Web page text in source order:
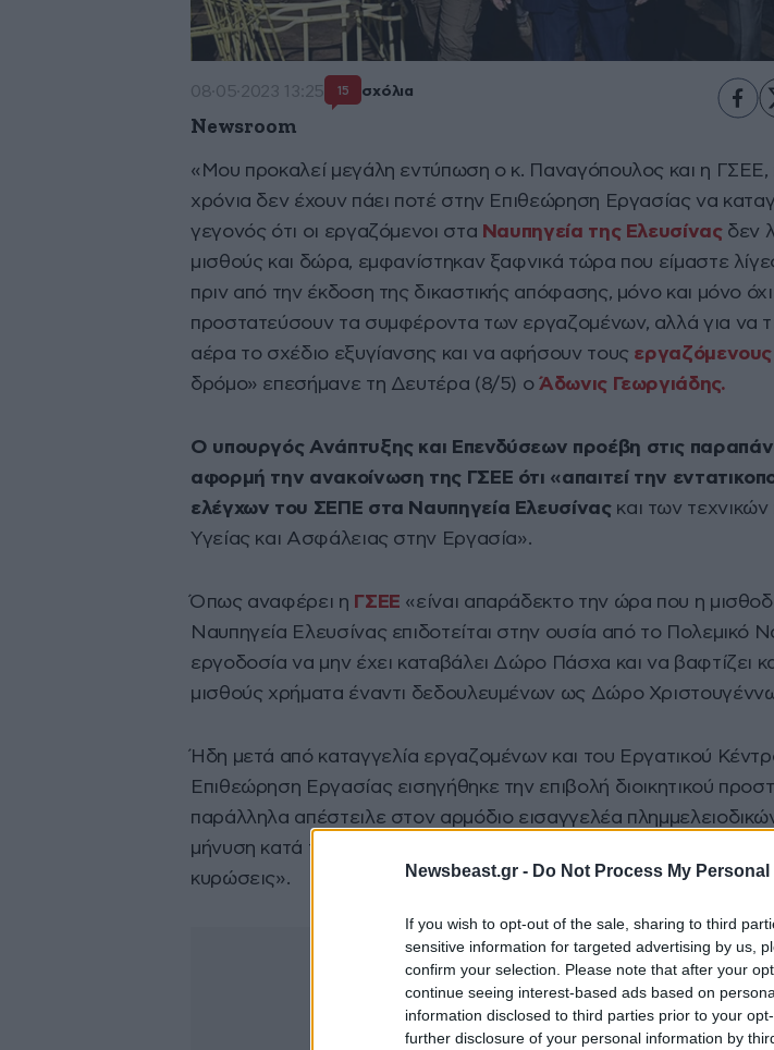
Newsbeast.gr - Do Not Process My
If you wish to opt-out of the sale, sharing to third
sensitive information for targeted advertising by us,
confirm your selection. Please note that after your
continue seeing interest-based ads based on
information disclosed to third parties prior to your
further disclosure of your personal information by
08·05·2023 13:25 15 σχόλια
Newsroom
«Μου προκαλεί μεγάλη εντύπωση ο κ. Παναγόπουλος και η ΓΣΕΕ,
χρόνια δεν έχουν πάει ποτέ στην Επιθεώρηση Εργασίας να
γεγονός ότι οι εργαζόμενοι στα Ναυπηγεία της Ελευσίναςδεν
μισθούς και δώρα, εμφανίστηκαν ξαφνικά τώρα που είμαστε
πριν από την έκδοση της δικαστικής απόφασης, μόνο και μόνο
προστατεύσουν τα συμφέροντα των εργαζομένων, αλλά για να
αέρα το σχέδιο εξυγίανσης και να αφήσουν τους εργαζόμενους
δρόμο» επεσήμανε τη Δευτέρα (8/5) οΆδωνις Γεωργιάδης.
Ο υπουργός Ανάπτυξης και Επενδύσεων προέβη στις
αφορμή την ανακοίνωση της ΓΣΕΕ ότι «απαιτεί την
ελέγχων του ΣΕΠΕ στα Ναυπηγεία Ελευσίναςκαι των τεχνικών
Υγείας και Ασφάλειας στην Εργασία».
Όπως αναφέρει η ΓΣΕΕ «είναι απαράδεκτο την ώρα που η
Ναυπηγεία Ελευσίνας επιδοτείται στην ουσία από το Πολεμικό
εργοδοσία να μην έχει καταβάλει Δώρο Πάσχα και να βαφτίζει
μισθούς χρήματα έναντι δεδουλευμένων ως Δώρο
Ήδη μετά από καταγγελία εργαζομένων και του Εργατικού
Επιθεώρηση Εργασίας εισηγήθηκε την επιβολή διοικητικού
παράλληλα απέστειλε στον αρμόδιο εισαγγελέα
μήνυση κατά της επιχείρησης, έτσι ώστε να ασκηθούν οι ανάλογες
κυρώσεις».